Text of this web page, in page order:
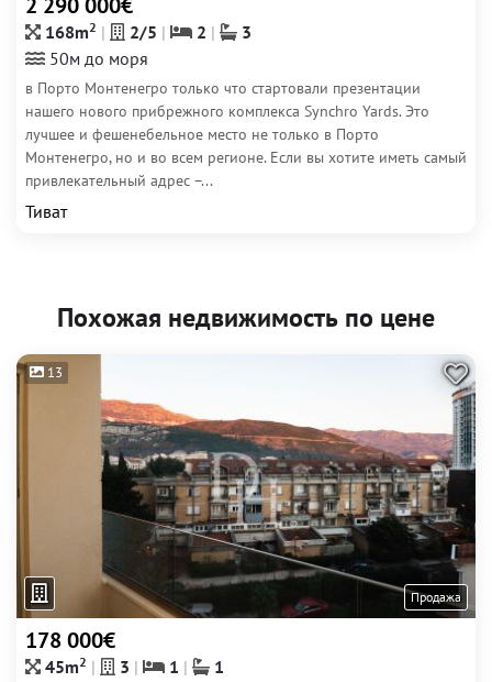
168m2 2/5 2
3
50м до моря
в Порто Монтенегро только что стартовали презентации
нашего нового прибрежного комплекса Synchro Yards. Это
лучшее и фешенебельное место не только в Порто
Монтенегро, но и во всем регионе. Если вы хотите иметь самый
привлекательный адрес –...
Тиват
Похожая недвижимость по цене
13
Продажа
178 000€
45m2 3 1 1